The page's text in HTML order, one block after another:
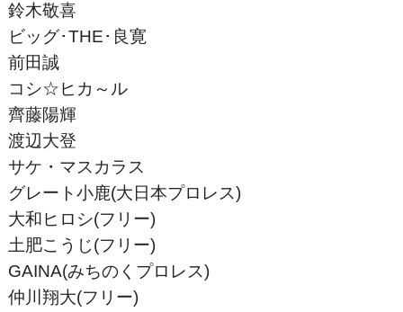
鈴木敬喜
ビッグ･THE･良寛
前田誠
コシ☆ヒカ～ル
齊藤陽輝
渡辺大登
サケ・マスカラス
グレート小鹿(大日本プロレス)
大和ヒロシ(フリー)
土肥こうじ(フリー)
GAINA(みちのくプロレス)
仲川翔大(フリー)